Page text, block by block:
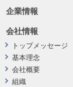
企業情報
会社情報
トップメッセージ
基本理念
会社概要
組織